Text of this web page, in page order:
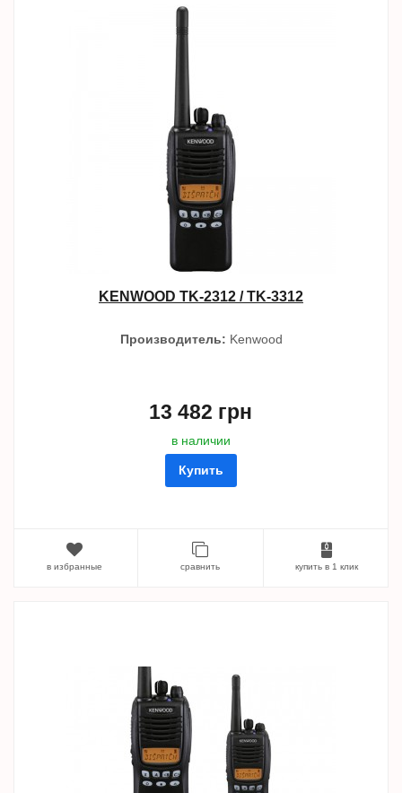
KENWOOD TK-2312 / TK-3312
Производитель: Kenwood
13 482 грн
в наличии
Купить
в избранные сравнить купить в 1 клик